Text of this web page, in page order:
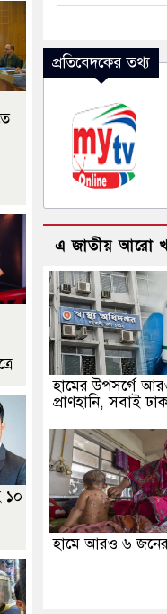
প্রতিবেদকের তথ্য
এ জাতীয় আরো
হামের উপসর্গে
প্রাণহানি, সবাই
হামে আরও ৬
১০